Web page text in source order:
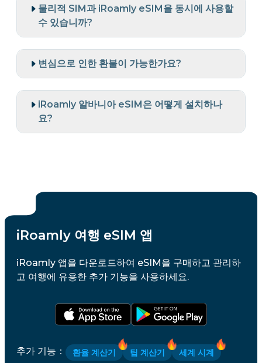
물리적 SIM과 iRoamly eSIM을 동시에 사용할
수 있습니까?
변심으로 인한 환불이 가능한가요?
iRoamly 알바니아 eSIM은 어떻게 설치하나
요?
iRoamly 여행 eSIM 앱
iRoamly 앱을 다운로드하여 eSIM을 구매하고 관리하
고 여행에 유용한 추가 기능을 사용하세요.
추가 기능 ： 환율 계산기 팁 계산기 세계 시계